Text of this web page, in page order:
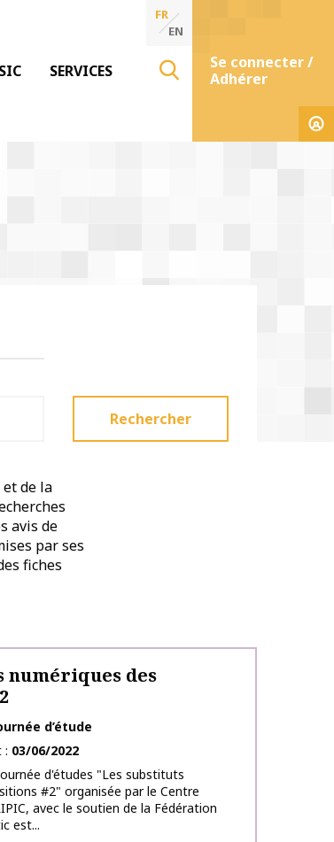
SERVICES
FR
EN
Se connecter /
Adhérer
Rechercher
et de la
avis de
par ses
fiches
numériques des
d’étude
03/06/2022
d'études "Les substituts
#2" organisée par le Centre
avec le soutien de la Fédération
est...